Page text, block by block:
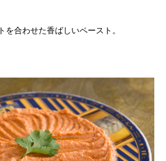
を合わせた香ばしいペースト。